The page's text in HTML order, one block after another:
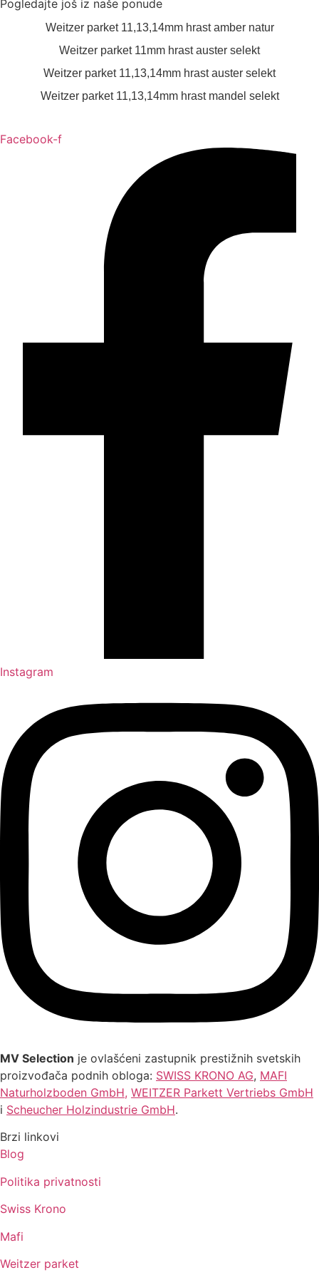
Pogledajte još iz naše ponude
Weitzer parket 11,13,14mm hrast amber natur
Weitzer parket 11mm hrast auster selekt
Weitzer parket 11,13,14mm hrast auster selekt
Weitzer parket 11,13,14mm hrast mandel selekt
Facebook-f
Instagram
MV Selection je ovlašćeni zastupnik prestižnih svetskih
proizvođača podnih obloga: SWISS KRONO AG, MAFI
Naturholzboden GmbH, WEITZER Parkett Vertriebs GmbH
i Scheucher Holzindustrie GmbH.
Brzi linkovi
Blog
Politika privatnosti
Swiss Krono
Mafi
Weitzer parket